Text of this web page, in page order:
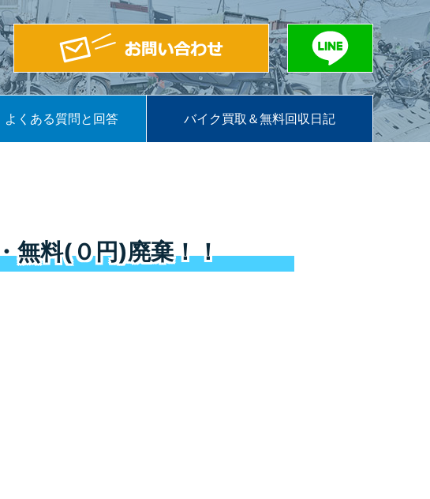
よくある質問と回答 バイク買取＆無料回収日記
無料(０円)廃棄！！